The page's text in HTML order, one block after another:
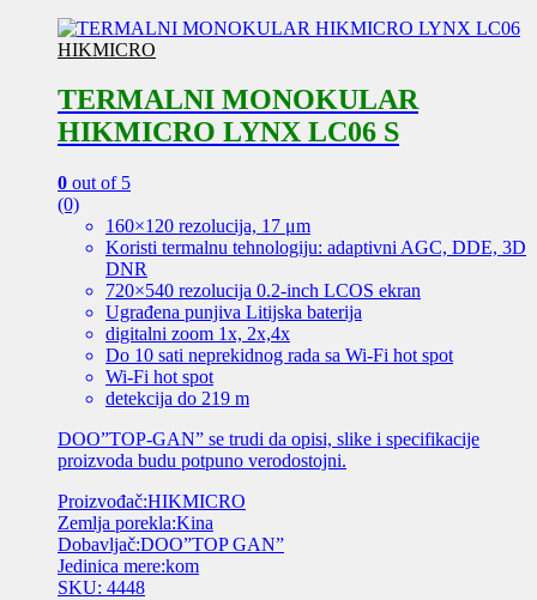
HIKMICRO
TERMALNI MONOKULAR
HIKMICRO LYNX LC06 S
0 out of 5
(0)
160×120 rezolucija, 17 μm
Koristi termalnu tehnologiju: adaptivni AGC, DDE, 3D
DNR
720×540 rezolucija 0.2-inch LCOS ekran
Ugrađena punjiva Litijska baterija
digitalni zoom 1x, 2x,4x
Do 10 sati neprekidnog rada sa Wi-Fi hot spot
Wi-Fi hot spot
detekcija do 219 m
DOO”TOP-GAN” se trudi da opisi, slike i specifikacije
proizvoda budu potpuno verodostojni.
Proizvođač:HIKMICRO
Zemlja porekla:Kina
Dobavljač:DOO”TOP GAN”
Jedinica mere:kom
SKU: 4448